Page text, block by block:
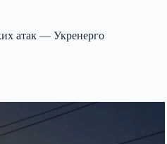
атак — Укренерго